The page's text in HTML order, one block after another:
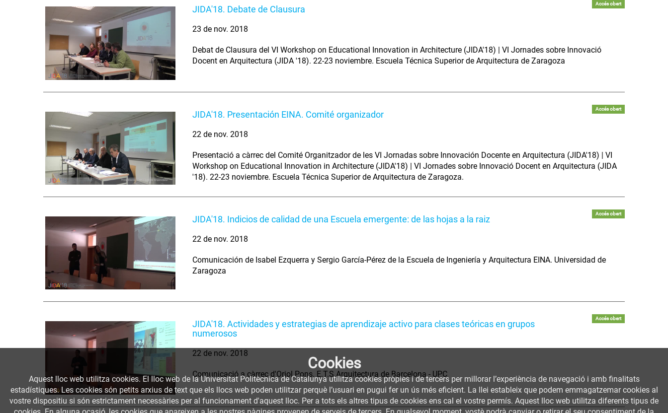
JIDA'18. Debate de Clausura
Accés obert
23 de nov. 2018
Debat de Clausura del VI Workshop on Educational Innovation in Architecture (JIDA'18) | VI Jornades sobre Innovació
Docent en Arquitectura (JIDA '18). 22-23 noviembre. Escuela Técnica Superior de Arquitectura de Zaragoza
JIDA'18. Presentación EINA. Comité organizador
Accés obert
22 de nov. 2018
Presentació a càrrec del Comité Organitzador de les VI Jornadas sobre Innovación Docente en Arquitectura (JIDA'18) | VI
Workshop on Educational Innovation in Architecture (JIDA'18) | VI Jornades sobre Innovació Docent en Arquitectura (JIDA
'18). 22-23 noviembre. Escuela Técnica Superior de Arquitectura de Zaragoza.
JIDA'18. Indicios de calidad de una Escuela emergente: de las hojas a la raiz
Accés obert
22 de nov. 2018
Comunicación de Isabel Ezquerra y Sergio García-Pérez de la Escuela de Ingeniería y Arquitectura EINA. Universidad de
Zaragoza
JIDA'18. Actividades y estrategias de aprendizaje activo para clases teóricas en grupos
numerosos
Accés obert
22 de nov. 2018
Comunicació a càrrec d'Oriol Pons. E.T.S.Arquitectura de Barcelona - UPC
Cookies
Aquest lloc web utilitza cookies. El lloc web de la Universitat Politècnica de Catalunya utilitza cookies pròpies i de tercers per millorar l’experiència de navegació i amb finalitats
estadístiques. Les cookies són petits arxius de text que els llocs web poden utilitzar perquè l’usuari en pugui fer un ús més eficient. La llei estableix que podem emmagatzemar cookies al
vostre dispositiu si són estrictament necessàries per al funcionament d'aquest lloc. Per a tots els altres tipus de cookies ens cal el vostre permís. Aquest lloc web utilitza diferents tipus de